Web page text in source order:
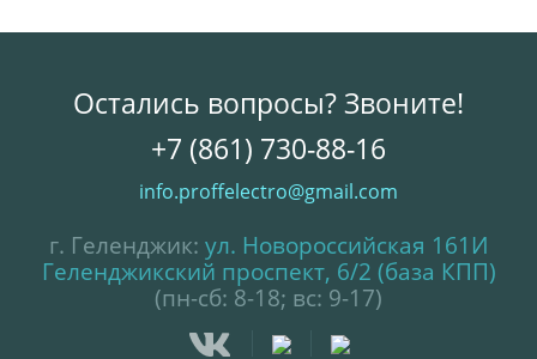
Остались вопросы? Звоните!
+7 (861) 730-88-16
info.proffelectro@gmail.com
г. Геленджик: ул. Новороссийская 161И
Геленджикский проспект, 6/2 (база КПП)
(пн-сб: 8-18; вс: 9-17)